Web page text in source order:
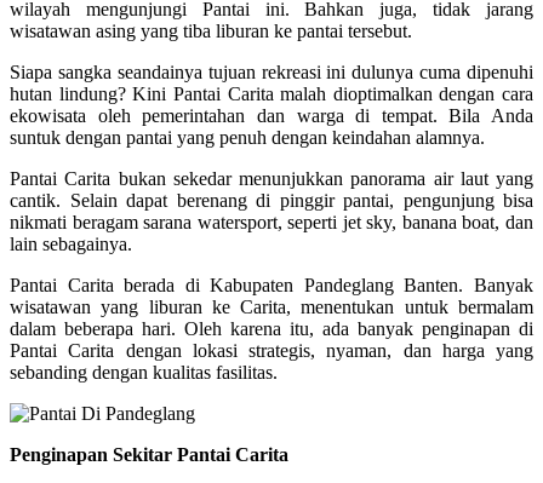
wilayah mengunjungi Pantai ini. Bahkan juga, tidak jarang
wisatawan asing yang tiba liburan ke pantai tersebut.
Siapa sangka seandainya tujuan rekreasi ini dulunya cuma dipenuhi
hutan lindung? Kini Pantai Carita malah dioptimalkan dengan cara
ekowisata oleh pemerintahan dan warga di tempat. Bila Anda
suntuk dengan pantai yang penuh dengan keindahan alamnya.
Pantai Carita bukan sekedar menunjukkan panorama air laut yang
cantik. Selain dapat berenang di pinggir pantai, pengunjung bisa
nikmati beragam sarana watersport, seperti jet sky, banana boat, dan
lain sebagainya.
Pantai Carita berada di Kabupaten Pandeglang Banten. Banyak
wisatawan yang liburan ke Carita, menentukan untuk bermalam
dalam beberapa hari. Oleh karena itu, ada banyak penginapan di
Pantai Carita dengan lokasi strategis, nyaman, dan harga yang
sebanding dengan kualitas fasilitas.
Penginapan Sekitar Pantai Carita